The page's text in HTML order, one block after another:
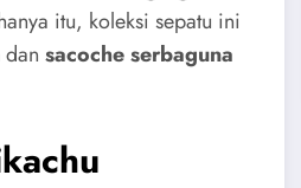
itu, koleksi sepatu ini
dan sacoche serbaguna